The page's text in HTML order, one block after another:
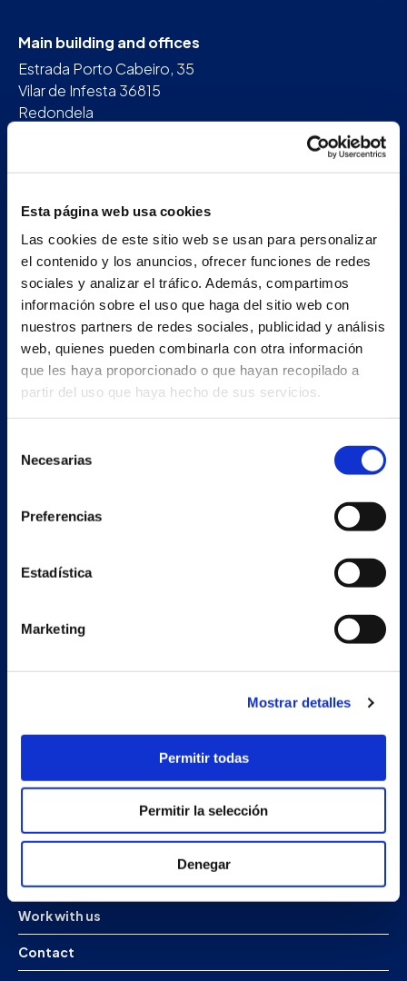
Esta página web usa cookies
Las cookies de este sitio web se usan para personalizar
el contenido y los anuncios, ofrecer funciones de redes
sociales y analizar el tráfico. Además, compartimos
información sobre el uso que haga del sitio web con
nuestros partners de redes sociales, publicidad y análisis
web, quienes pueden combinarla con otra información
que les haya proporcionado o que hayan recopilado a
partir del uso que haya hecho de sus servicios.
Necesarias
Preferencias
Estadística
Marketing
Mostrar detalles
Permitir todas
Permitir la selección
Denegar
Main building and offices
Estrada Porto Cabeiro, 35
Vilar de Infesta 36815
Redondela
info@petertaboada.com
Secondary unit
Vilar de Infesta 36815
Company
Work with us
Contact